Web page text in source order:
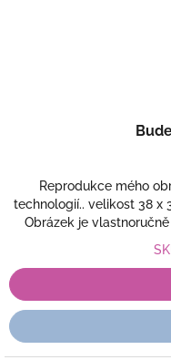
Reprodukce mého
technologií.. velikost 38 x
Obrázek je